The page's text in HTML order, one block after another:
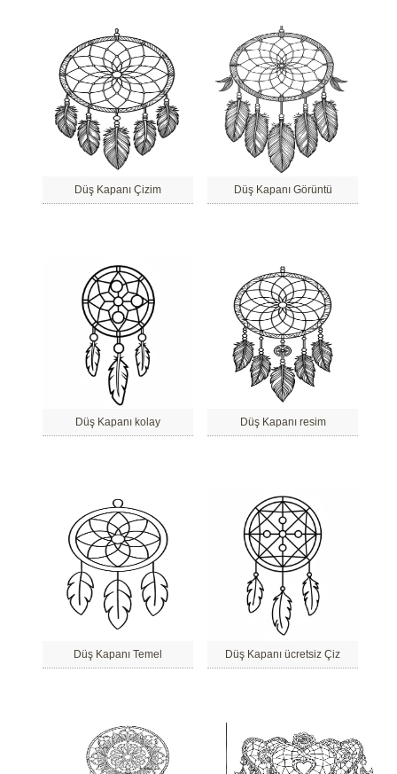
Düş Kapanı Çizim Düş Kapanı Görüntü
Düş Kapanı kolay Düş Kapanı resim
Düş Kapanı Temel Düş Kapanı ücretsiz Çiz